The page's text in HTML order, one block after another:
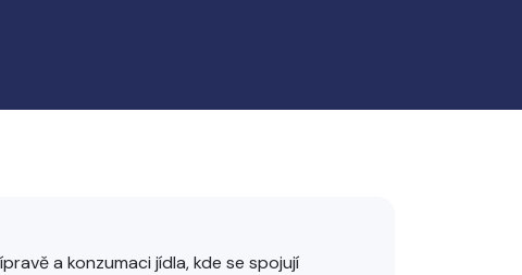
a konzumaci jídla, kde se spojují